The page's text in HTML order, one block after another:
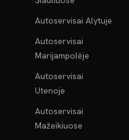
Autoservisai Alytuje
Autoservisai
Marijampolėje
Autoservisai
Utenoje
Autoservisai
Mažeikiuose